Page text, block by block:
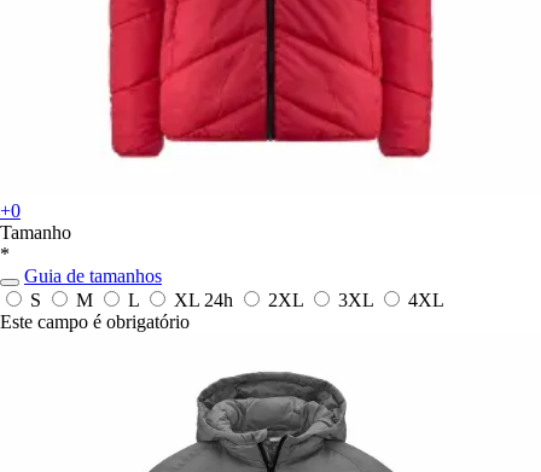
+0
Tamanho
*
Guia de tamanhos
S
M L XL 24h 2XL 3XL
4XL
Este campo é obrigatório